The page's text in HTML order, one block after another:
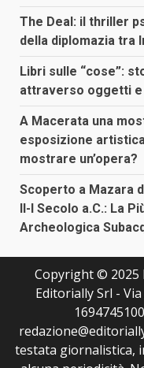
The Deal: il thriller
della diplomazia tra
Libri sulle “cose”:
attraverso oggetti
A Macerata una
esposizione
mostrare un’opera?
Scoperto a Mazara
II-I Secolo a.C.: La
Archeologica
Copyright ©
Editorially Srl -
testata giornalistica,